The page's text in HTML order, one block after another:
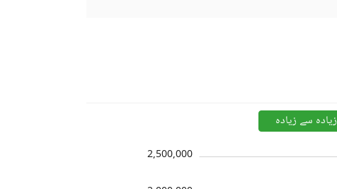
زیادہ سے زیادہ
2,500,000